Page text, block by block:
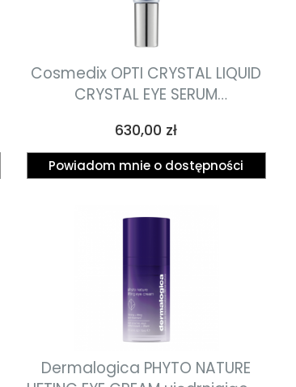
Cosmedix OPTI CRYSTAL LIQUID
CRYSTAL EYE SERUM
przeciwstarzeniowe na skórę
wokół oczu z ciekłymi
kryształami, zwalczające oznaki
Cena
630,00 zł
Powiadom mnie o dostępności
Dermalogica PHYTO NATURE